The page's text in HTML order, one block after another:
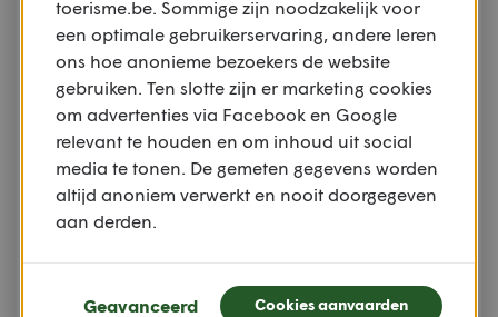
niet meegerekend.
Om het begin van de bouw van het gedenkteken te
markeren, werd op 4 juli 1946 een gedenksteen
ingewijd.
Architect Dedoyard bouwde vervolgens een
monument in de vorm van een ster met vijf armen,
die elk 31 meter lang en 12 meter hoog zijn.
bezoekers een wandeling rond het centrum van de
toerisme.be. Sommige zijn noodzakelijk voor
een optimale gebruikerservaring, andere leren
ons hoe anonieme bezoekers de website
gebruiken. Ten slotte zijn er marketing cookies
om advertenties via Facebook en Google
relevant te houden en om inhoud uit social
media te tonen. De gemeten gegevens worden
altijd anoniem verwerkt en nooit doorgegeven
aan derden.
Geavanceerd Cookies aanvaarden